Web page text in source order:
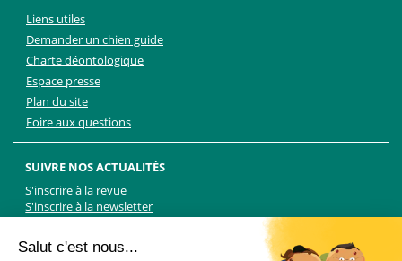
Liens utiles
Demander un chien guide
Charte déontologique
Espace presse
Plan du site
Foire aux questions
SUIVRE NOS ACTUALITÉS
S'inscrire à la revue
S'inscrire à la newsletter
TikTok
Salut c'est nous...